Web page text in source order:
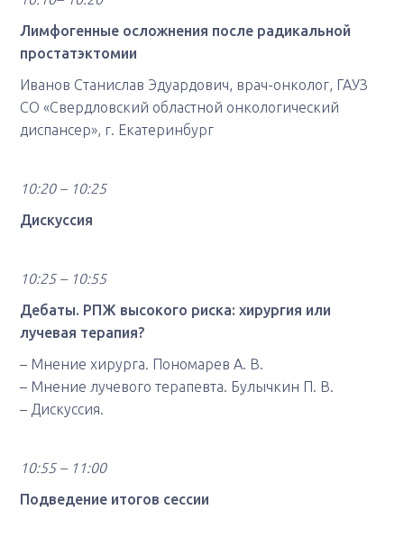
Лимфогенные осложнения после радикальной
простатэктомии
Иванов Станислав Эдуардович, врач-онколог, ГАУЗ
СО «Свердловский областной онкологический
диспансер», г. Екатеринбург
10:20 – 10:25
Дискуссия
10:25 – 10:55
Дебаты. РПЖ высокого риска: хирургия или
лучевая терапия?
– Мнение хирурга. Пономарев А. В.
– Мнение лучевого терапевта. Булычкин П. В.
– Дискуссия.
10:55 – 11:00
Подведение итогов сессии